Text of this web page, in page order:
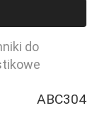
do
ABC304